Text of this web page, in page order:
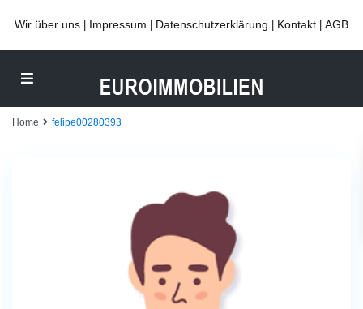
Wir über uns Impressum Datenschutzerklärung Kontakt AGB
Home felipe00280393